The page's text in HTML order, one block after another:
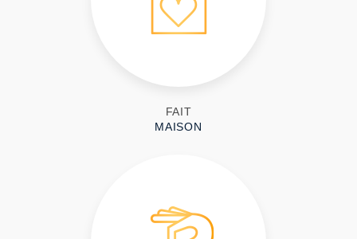
FAIT
MAISON